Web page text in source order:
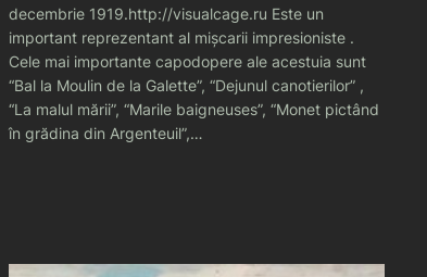
decembrie 1919.http://visualcage.ru Este un
important reprezentant al mişcarii impresioniste .
Cele mai importante capodopere ale acestuia sunt
“Bal la Moulin de la Galette”, “Dejunul canotierilor” ,
“La malul mării”, “Marile baigneuses”, “Monet pictând
în grădina din Argenteuil”,…